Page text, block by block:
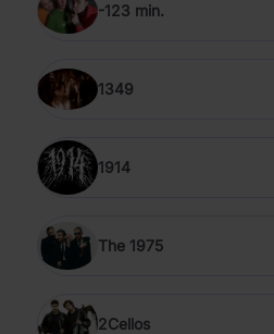
-123 min.
1349
1914
The 1975
2Cellos